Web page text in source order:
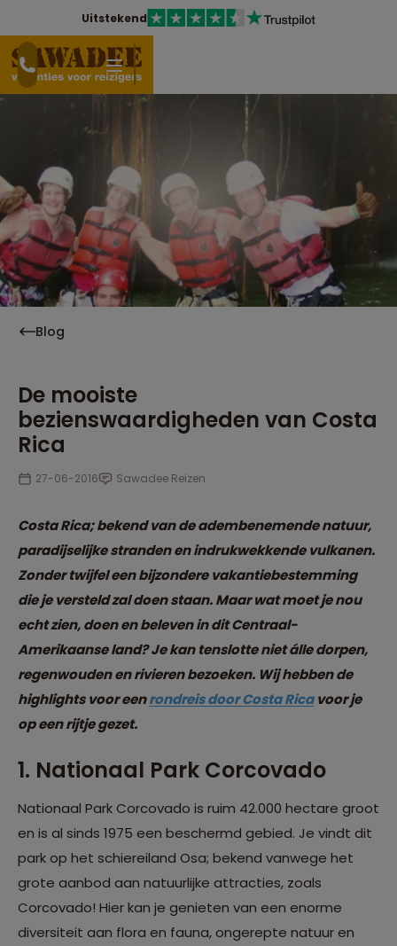
Uitstekend
Blog
De mooiste
bezienswaardigheden van Costa
Rica
27-06-2016 Sawadee Reizen
Costa Rica; bekend van de adembenemende natuur,
paradijselijke stranden en indrukwekkende vulkanen.
Zonder twijfel een bijzondere vakantiebestemming
die je versteld zal doen staan. Maar wat moet je nou
echt zien, doen en beleven in dit Centraal-
Amerikaanse land? Je kan tenslotte niet álle dorpen,
regenwouden en rivieren bezoeken. Wij hebben de
highlights voor eenrondreis door Costa Ricavoor je
op een rijtje gezet.
1. Nationaal Park Corcovado
Nationaal Park Corcovado is ruim 42.000 hectare groot
en is al sinds 1975 een beschermd gebied. Je vindt dit
park op het schiereiland Osa; bekend vanwege het
grote aanbod aan natuurlijke attracties, zoals
Corcovado! Hier kan je genieten van een enorme
diversiteit aan flora en fauna, ongerepte natuur en